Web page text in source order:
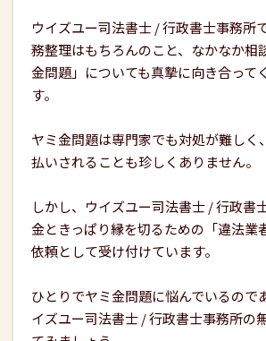
ウイズユー司法書士 / 行政書士事務所
務整理はもちろんのこと、なかなか相
金問題」についても真摯に向き合って
す。
ヤミ金問題は専門家でも対処が難しく
払いされることも珍しくありません。
しかし、ウイズユー司法書士 / 行政書
金ときっぱり縁を切るための「違法業
依頼として受け付けています。
ひとりでヤミ金問題に悩んでいるので
イズユー司法書士 / 行政書士事務所の